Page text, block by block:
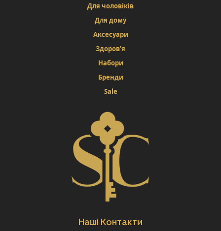
Для чоловіків
Для дому
Аксесуари
Здоров’я
Набори
Бренди
Sale
Наші Контакти